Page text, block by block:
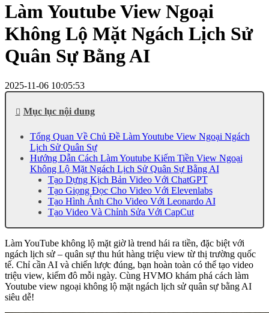
Làm Youtube View Ngoại
Không Lộ Mặt Ngách Lịch Sử
Quân Sự Bằng AI
2025-11-06 10:05:53
Mục lục nội dung
Tổng Quan Về Chủ Đề Làm Youtube View Ngoại Ngách
Lịch Sử Quân Sự
Hướng Dẫn Cách Làm Youtube Kiếm Tiền View Ngoại
Không Lộ Mặt Ngách Lịch Sử Quân Sự Bằng AI
Tạo Dựng Kịch Bản Video Với ChatGPT
Tạo Giọng Đọc Cho Video Với Elevenlabs
Tạo Hình Ảnh Cho Video Với Leonardo AI
Tạo Video Và Chỉnh Sửa Với CapCut
Làm YouTube không lộ mặt giờ là trend hái ra tiền, đặc biệt với
ngách lịch sử – quân sự thu hút hàng triệu view từ thị trường quốc
tế. Chỉ cần AI và chiến lược đúng, bạn hoàn toàn có thể tạo video
triệu view, kiếm đô mỗi ngày. Cùng HVMO khám phá cách làm
Youtube view ngoại không lộ mặt ngách lịch sử quân sự bằng AI
siêu dễ!